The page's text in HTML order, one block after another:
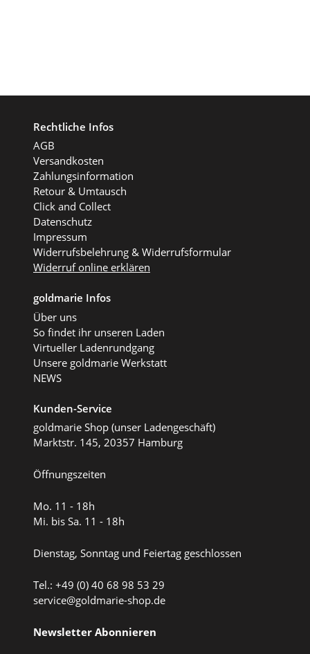
Rechtliche Infos
AGB
Versandkosten
Zahlungsinformation
Retour & Umtausch
Click and Collect
Datenschutz
Impressum
Widerrufsbelehrung & Widerrufsformular
Widerruf online erklären
goldmarie Infos
Über uns
So findet ihr unseren Laden
Virtueller Ladenrundgang
Unsere goldmarie Werkstatt
NEWS
Kunden-Service
goldmarie Shop (unser Ladengeschäft)
Marktstr. 145, 20357 Hamburg
Öffnungszeiten
Mo. 11 - 18h
Mi. bis Sa. 11 - 18h
Dienstag, Sonntag und Feiertag geschlossen
Tel.: +49 (0) 40 68 98 53 29
service@goldmarie-shop.de
Newsletter Abonnieren